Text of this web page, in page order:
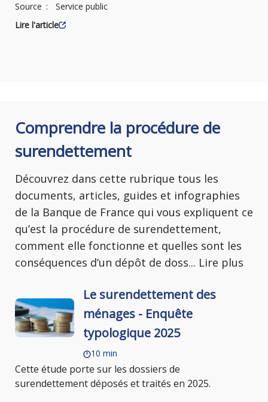
Source
Service public
Lire l'article
Comprendre la procédure de
surendettement
Découvrez dans cette rubrique tous les
documents, articles, guides et infographies
de la Banque de France qui vous expliquent ce
qu’est la procédure de surendettement,
comment elle fonctionne et quelles sont les
conséquences d’un dépôt de doss... Lire plus
Le surendettement des
ménages - Enquête
typologique 2025
10 min
Cette étude porte sur les dossiers de
surendettement déposés et traités en 2025.